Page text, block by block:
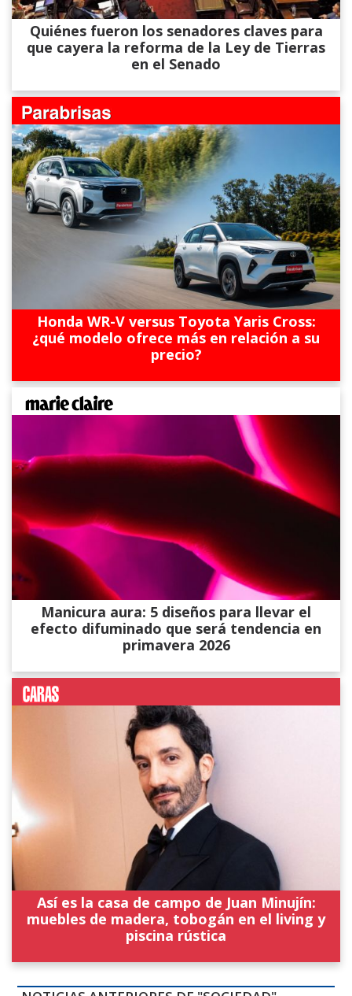
Quiénes fueron los senadores claves para
que cayera la reforma de la Ley de Tierras
en el Senado
Honda WR-V versus Toyota Yaris Cross:
¿qué modelo ofrece más en relación a su
precio?
Manicura aura: 5 diseños para llevar el
efecto difuminado que será tendencia en
primavera 2026
Así es la casa de campo de Juan Minujín:
muebles de madera, tobogán en el living y
piscina rústica